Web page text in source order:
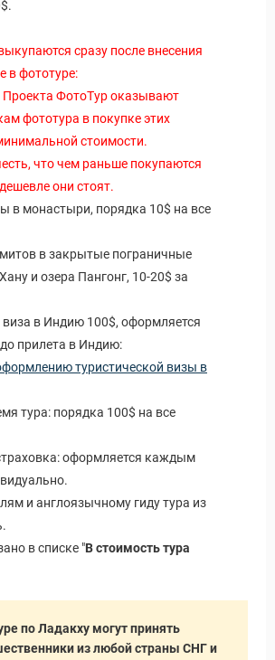
сразу после внесения
в фототуре:
ФотоТур оказывают
фототура в покупке этих
стоимости.
что чем раньше покупаются
они стоят.
в монастыри, порядка 10$ на все
в закрытые пограничные
и озера Пангонг, 10-20$ за
виза в Индию 100$, оформляется
прилета в Индию:
туристической визы в
тура: порядка 100$ на все
оформляется каждым
и англоязычному гиду тура из
в списке "В стоимость тура
по Ладакху могут принять
из любой страны СНГ и